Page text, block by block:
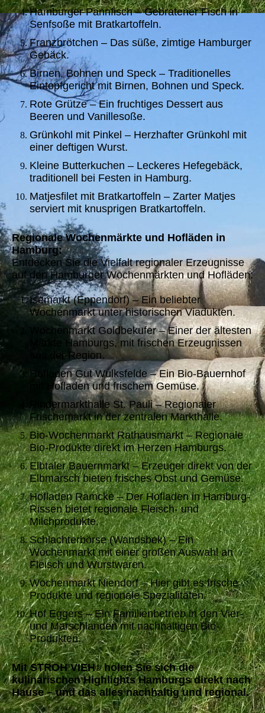
Hamburger Pannfisch – Gebratener Fisch in
Senfsoße mit Bratkartoffeln.
Franzbrötchen – Das süße, zimtige Hamburger
Gebäck.
Birnen, Bohnen und Speck – Traditionelles
Eintopfgericht mit Birnen, Bohnen und Speck.
Rote Grütze – Ein fruchtiges Dessert aus
Beeren und Vanillesoße.
Grünkohl mit Pinkel – Herzhafter Grünkohl mit
einer deftigen Wurst.
Kleine Butterkuchen – Leckeres Hefegebäck,
traditionell bei Festen in Hamburg.
Matjesfilet mit Bratkartoffeln – Zarter Matjes
serviert mit knusprigen Bratkartoffeln.
Regionale Wochenmärkte und Hofläden in
Hamburg:
Entdecken Sie die Vielfalt regionaler Erzeugnisse
auf den Hamburger Wochenmärkten und Hofläden:
Isemarkt (Eppendorf) – Ein beliebter
Wochenmarkt unter historischen Viadukten.
Wochenmarkt Goldbekufer – Einer der ältesten
Märkte Hamburgs, mit frischen Erzeugnissen
aus der Region.
Hofladen Gut Wulksfelde – Ein Bio-Bauernhof
mit Hofladen und frischem Gemüse.
Rindermarkthalle St. Pauli – Regionaler
Frischemarkt in der zentralen Markthalle.
Bio-Wochenmarkt Rathausmarkt – Regionale
Bio-Produkte direkt im Herzen Hamburgs.
Elbtaler Bauernmarkt – Erzeuger direkt von der
Elbmarsch bieten frisches Obst und Gemüse.
Hofladen Ramcke – Der Hofladen in Hamburg-
Rissen bietet regionale Fleisch- und
Milchprodukte.
Schlachterbörse (Wandsbek) – Ein
Wochenmarkt mit einer großen Auswahl an
Fleisch und Wurstwaren.
Wochenmarkt Niendorf – Hier gibt es frische
Produkte und regionale Spezialitäten.
Hof Eggers – Ein Familienbetrieb in den Vier-
und Marschlanden mit nachhaltigen Bio-
Produkten.
Mit STROH VIEH®holen Sie sich die
kulinarischen Highlights Hamburgs direkt nach
Hause – und das alles nachhaltig und regional.